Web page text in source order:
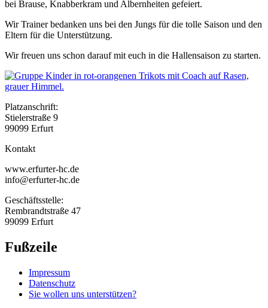
bei Brause, Knabberkram und Albernheiten gefeiert.
Wir Trainer bedanken uns bei den Jungs für die tolle Saison und den
Eltern für die Unterstützung.
Wir freuen uns schon darauf mit euch in die Hallensaison zu starten.
Platzanschrift:
Stielerstraße 9
99099 Erfurt
Kontakt
www.erfurter-hc.de
info@erfurter-hc.de
Geschäftsstelle:
Rembrandtstraße 47
99099 Erfurt
Fußzeile
Impressum
Datenschutz
Sie wollen uns unterstützen?